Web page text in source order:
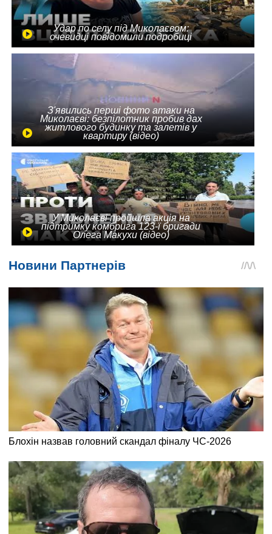
Удар по селу під Миколаєвом:
очевидці повідомили подробиці
З'явились перші фото атаки на
Миколаєві: безпілотник пробив дах
житлового будинку та залетів у
квартиру (відео)
У Миколаєві пройшла акція на
підтримку комбрига 123-ї бригади
Олега Макухи (відео)